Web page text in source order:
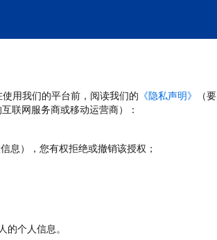
用我们的平台前，阅读我们的 《隐私声明》 （
联网服务商或移动运营商）：
息），您有权拒绝或撤销该授权；
的个人信息。